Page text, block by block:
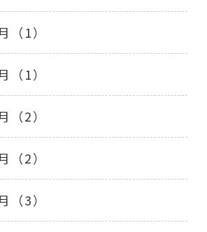
（1）
（1）
（2）
（2）
（3）